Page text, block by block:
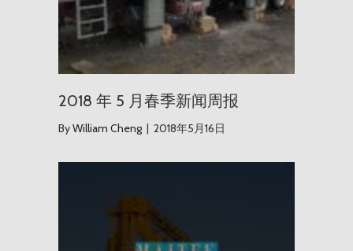
2018 年 5 月春季新闻周报
ByWilliam Cheng | 2018年5月16日